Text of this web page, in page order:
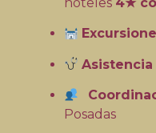
Posadas